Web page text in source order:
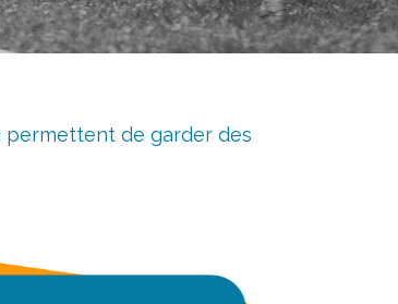
permettent de garder des